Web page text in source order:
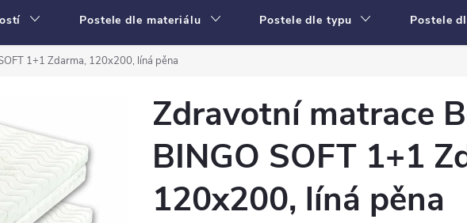
Postele dle materiálu Postele dle typu Postele
1+1 Zdarma, 120x200, líná pěna
Zdravotní matrace
BINGO SOFT 1+1
120x200, líná pěna